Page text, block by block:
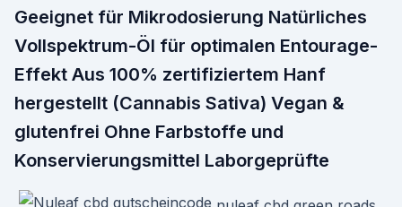
Geeignet für Mikrodosierung Natürliches
Vollspektrum-Öl für optimalen Entourage-
Effekt Aus 100% zertifiziertem Hanf
hergestellt (Cannabis Sativa) Vegan &
glutenfrei Ohne Farbstoffe und
Konservierungsmittel Laborgeprüfte